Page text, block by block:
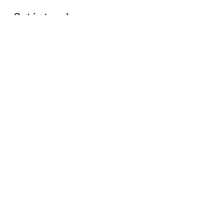
Get in touch